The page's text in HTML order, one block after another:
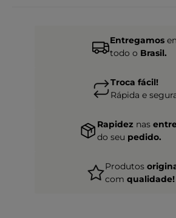
Entregamos
todo o Brasil.
Troca fácil!
Rápida e
Rapidez nas
do seu pedido.
Produtos
com qualidade!